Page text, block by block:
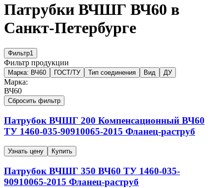
Патрубки ВЧШГ ВЧ60 в
Санкт-Петербурге
Фильтр1
Фильтр продукции
Марка: ВЧ60 ГОСТ/ТУ Тип соединения Вид ДУ
Марка:
ВЧ60
Сбросить фильтр
Патрубок ВЧШГ 200 Компенсационный ВЧ60
ТУ 1460-035-90910065-2015 Фланец-раструб
Узнать цену Купить
Патрубок ВЧШГ 350 ВЧ60 ТУ 1460-035-
90910065-2015 Фланец-раструб